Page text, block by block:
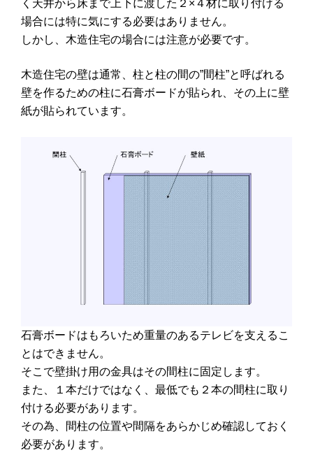
く天井から床まで上下に渡した２×４材に取り付ける
場合には特に気にする必要はありません。
しかし、木造住宅の場合には注意が必要です。
木造住宅の壁は通常、柱と柱の間の”間柱”と呼ばれる
壁を作るための柱に石膏ボードが貼られ、その上に壁
紙が貼られています。
石膏ボードはもろいため重量のあるテレビを支えるこ
とはできません。
そこで壁掛け用の金具はその間柱に固定します。
また、１本だけではなく、最低でも２本の間柱に取り
付ける必要があります。
その為、間柱の位置や間隔をあらかじめ確認しておく
必要があります。